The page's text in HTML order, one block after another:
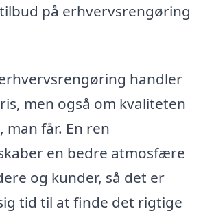
på erhvervsrengøring
handler
men også om kvaliteten
man får. En ren
en bedre atmosfære
og kunder, så det er
tid til at finde det rigtige